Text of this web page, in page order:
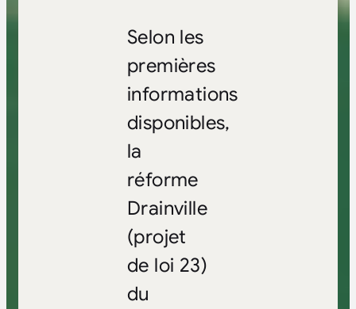
Selon les
premières
informations
disponibles,
la
réforme
Drainville
(projet
de loi 23)
du